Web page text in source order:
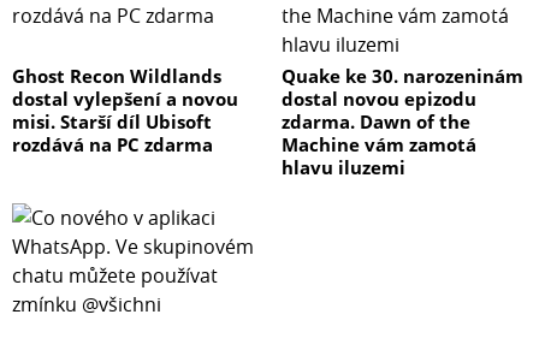
Ghost Recon Wildlands
dostal vylepšení a novou
misi. Starší díl Ubisoft
rozdává na PC zdarma
Quake ke 30. narozeninám
dostal novou epizodu
zdarma. Dawn of the
Machine vám zamotá
hlavu iluzemi